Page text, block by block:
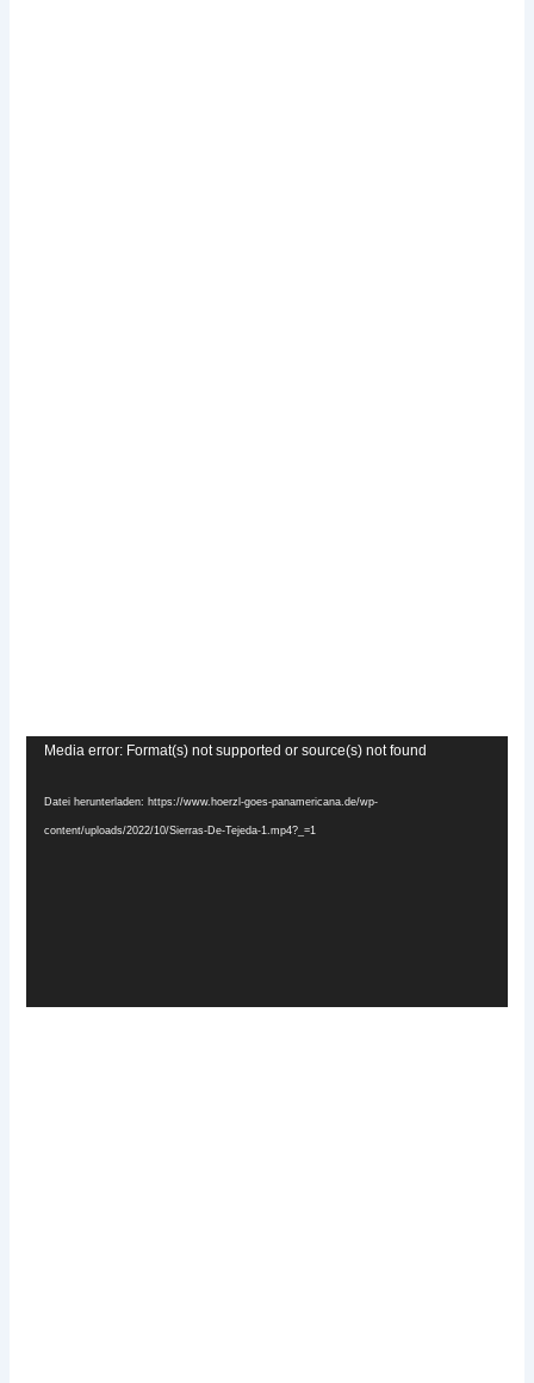
Video-
Media error: Format(s) not supported or source(s) not found
Datei herunterladen: https://www.hoerzl-goes-panamericana.de/wp-
content/uploads/2022/10/Sierras-De-Tejeda-1.mp4?_=1